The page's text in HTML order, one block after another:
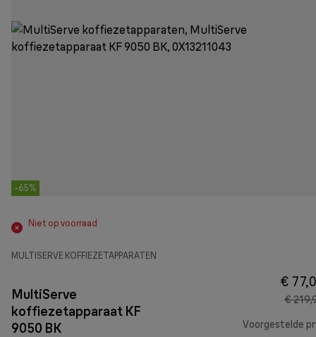
-65%
Niet op voorraad
MULTISERVE KOFFIEZETAPPARATEN
MultiServe
koffiezetapparaat KF
9050 BK
€
€
Voorgestelde